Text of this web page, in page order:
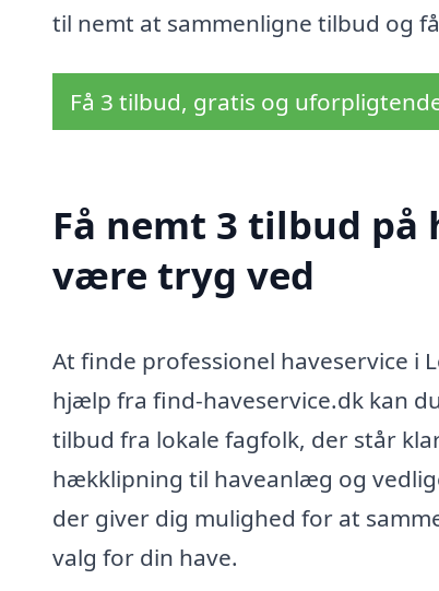
til nemt at sammenligne tilbud og
Få 3 tilbud, gratis og
Få nemt 3 tilbud på
være tryg ved
At finde professionel haveservice
hjælp fra find-haveservice.dk kan
tilbud fra lokale fagfolk, der står
hækklipning til haveanlæg og
der giver dig mulighed for at
valg for din have.